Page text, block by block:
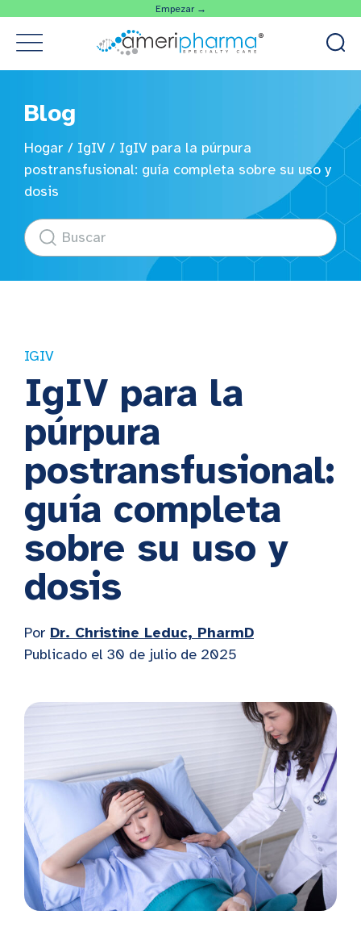
Empezar →
Blog
Hogar / IgIV / IgIV para la púrpura
postransfusional: guía completa sobre su uso y
dosis
IGIV
IgIV para la
púrpura
postransfusional:
guía completa
sobre su uso y
dosis
Por Dr. Christine Leduc, PharmD
Publicado el 30 de julio de 2025